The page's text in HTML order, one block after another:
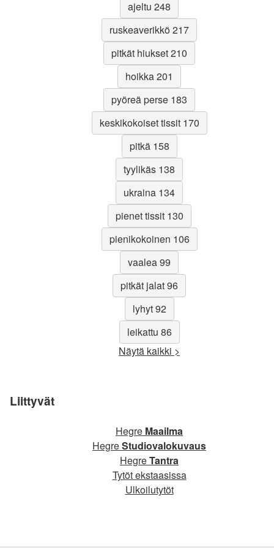
ajeltu 248
ruskeaverikkö 217
pitkät hiukset 210
hoikka 201
pyöreä perse 183
keskikokoiset tissit 170
pitkä 158
tyylikäs 138
ukraina 134
pienet tissit 130
pienikokoinen 106
vaalea 99
pitkät jalat 96
lyhyt 92
leikattu 86
Näytä kaikki >
Liittyvät
Hegre Maailma
HegreStudiovalokuvaus
HegreTantra
Tytöt ekstaasissa
Ulkoilutytöt